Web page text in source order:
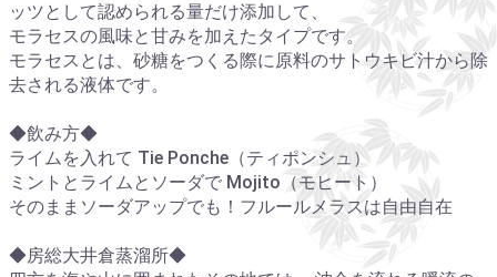
ッツとして認められる量だけ添加して、
モラセスの風味と甘みを加えたタイプです。
モラセスとは、砂糖をつくる際に原料のサトウキビ汁から除
去される液体です。
◆飲み方◆
ライムを入れて Tie Ponche（ティポンシュ）
ミントとライムとソーダで Mojito（モヒート）
そのままソーダアップでも！フルールメラスは自由自在
◆房総大井倉蒸溜所◆